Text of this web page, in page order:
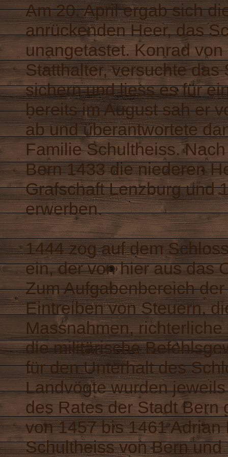
Am 20. April ergab sich
anrückenden Heer, das
unangetastet. Konrad
Statthalter, versuchte
sichern und liess es für
bereits im August sah er
ab und überantwortete
Familie Schultheiss.
Bern 1433 die niederen
Grafschaft Lenzburg und
erwerben.
1444 zog auf dem
ein, der von hier aus das
Zum Aufgabenbereich
Eintreiben von Steuern,
Massnahmen,
die militärische
für den Unterhalt des
Landvögte wurden
des Rates der Stadt Bern
von 1457 bis 1461
Schultheiss von Bern